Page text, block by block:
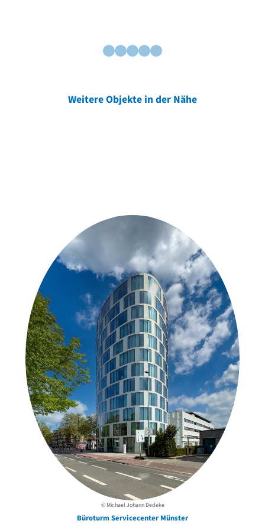
Weitere Objekte in der Nähe
© Michael Johann Dedeke
Büroturm Servicecenter Münster